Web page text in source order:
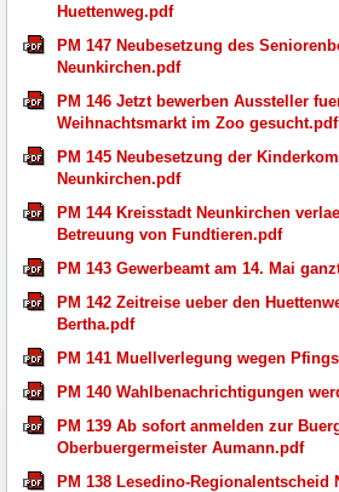
Huettenweg.pdf
PM 147 Neubesetzung des
Neunkirchen.pdf
PM 146 Jetzt bewerben Aussteller
Weihnachtsmarkt im Zoo gesucht.pdf
PM 145 Neubesetzung der
Neunkirchen.pdf
PM 144 Kreisstadt Neunkirchen
Betreuung von Fundtieren.pdf
PM 143 Gewerbeamt am 14. Mai
PM 142 Zeitreise ueber den
Bertha.pdf
PM 141 Muellverlegung wegen
PM 140 Wahlbenachrichtigungen
PM 139 Ab sofort anmelden zur
Oberbuergermeister Aumann.pdf
PM 138 Lesedino-Regionalentscheid